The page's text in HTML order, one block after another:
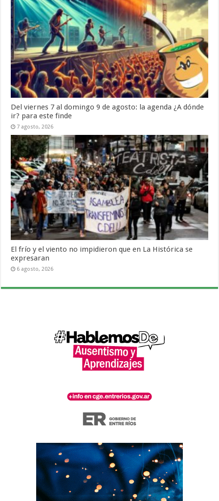
Del viernes 7 al domingo 9 de agosto: la agenda ¿A dónde
ir? para este finde
7 agosto, 2026
El frío y el viento no impidieron que en La Histórica se
expresaran
6 agosto, 2026